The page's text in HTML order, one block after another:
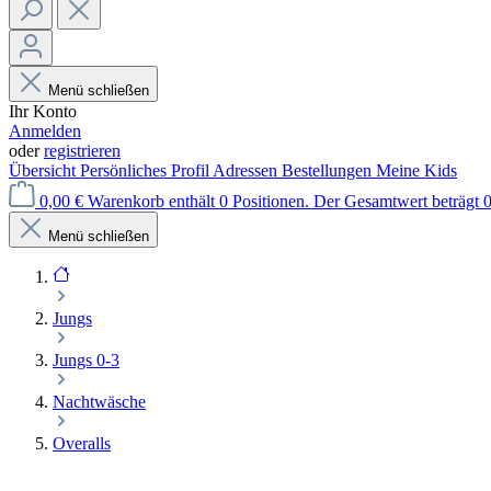
Menü schließen
Ihr Konto
Anmelden
oderregistrieren
Übersicht Persönliches Profil Adressen Bestellungen Meine Kids
0,00 € Warenkorb enthält 0 Positionen. Der Gesamtwert beträgt
Menü schließen
Jungs
Jungs 0-3
Nachtwäsche
Overalls